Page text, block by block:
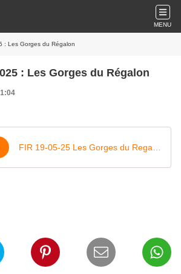
MENU
: Les Gorges du Régalon
: Les Gorges du Régalon